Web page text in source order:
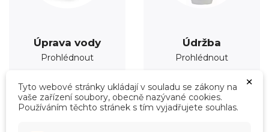
Úprava vody
Prohlédnout
Údržba
Prohlédnout
×
Tyto webové stránky ukládají v souladu se zákony na
vaše zařízení soubory, obecně nazývané cookies.
Používáním těchto stránek s tím vyjadřujete souhlas.